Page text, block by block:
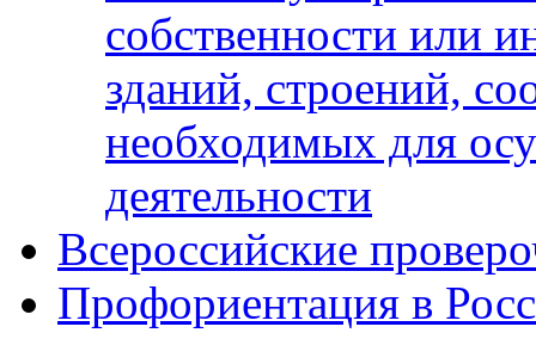
собственности или
зданий, строений,
необходимых для
деятельности
Всероссийские
Профориентация в